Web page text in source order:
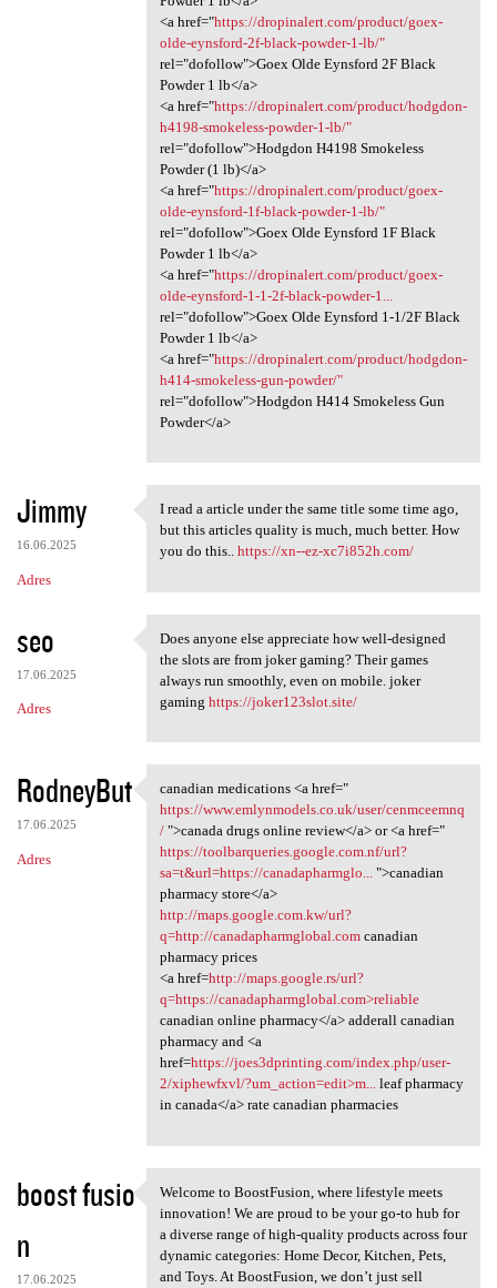
<a href="https://dropinalert.com/product/goex-
olde-eynsford-2f-black-powder-1-lb/"
rel="dofollow">Goex Olde Eynsford 2F Black
Powder 1 lb</a>
<a href="https://dropinalert.com/product/hodgdon-
h4198-smokeless-powder-1-lb/"
rel="dofollow">Hodgdon H4198 Smokeless
Powder (1 lb)</a>
<a href="https://dropinalert.com/product/goex-
olde-eynsford-1f-black-powder-1-lb/"
rel="dofollow">Goex Olde Eynsford 1F Black
Powder 1 lb</a>
<a href="https://dropinalert.com/product/goex-
olde-eynsford-1-1-2f-black-powder-1...
rel="dofollow">Goex Olde Eynsford 1-1/2F Black
Powder 1 lb</a>
<a href="https://dropinalert.com/product/hodgdon-
h414-smokeless-gun-powder/"
rel="dofollow">Hodgdon H414 Smokeless Gun
Powder</a>
Jimmy
16.06.2025
Adres
I read a article under the
I read a article under the same title some time ago,
but this articles quality is much, much better. How
you do this.. https://xn--ez-xc7i852h.com/
seo
17.06.2025
Adres
Does anyone else appreciate
Does anyone else appreciate how well-designed
the slots are from joker gaming? Their games
always run smoothly, even on mobile. joker
gaming https://joker123slot.site/
RodneyBut
17.06.2025
Adres
canadian medications <a href=
canadian medications <a href="
https://www.emlynmodels.co.uk/user/cenmceemnq
/">canada drugs online review</a> or <a href="
https://toolbarqueries.google.com.nf/url?
sa=t&url=https://canadapharmglo...">canadian
pharmacy store</a>
http://maps.google.com.kw/url?
q=http://canadapharmglobal.comcanadian
pharmacy prices
<a href=http://maps.google.rs/url?
q=https://canadapharmglobal.com>reliable
canadian online pharmacy</a> adderall canadian
pharmacy and <a
href=https://joes3dprinting.com/index.php/user-
2/xiphewfxvl/?um_action=edit>m...leaf pharmacy
in canada</a> rate canadian pharmacies
boost fusio
n
17.06.2025
Welcome to BoostFusion, where
Welcome to BoostFusion, where lifestyle meets
innovation! We are proud to be your go-to hub for
a diverse range of high-quality products across four
dynamic categories: Home Decor, Kitchen, Pets,
and Toys. At BoostFusion, we don’t just sell